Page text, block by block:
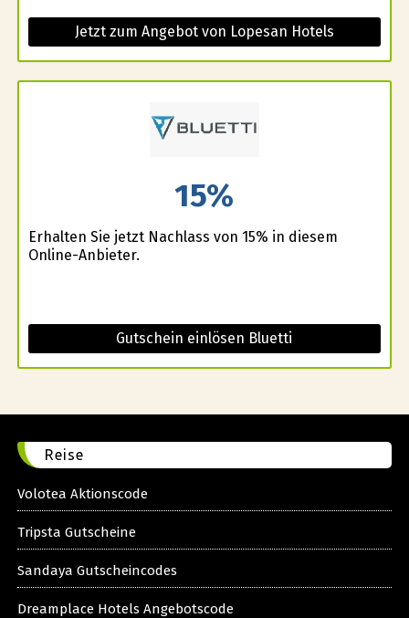
Jetzt zum Angebot von Lopesan Hotels
15%
Erhalten Sie jetzt Nachlass von 15% in diesem
Online-Anbieter.
Gutschein einlösen Bluetti
Reise
Volotea Aktionscode
Tripsta Gutscheine
Sandaya Gutscheincodes
Dreamplace Hotels Angebotscode